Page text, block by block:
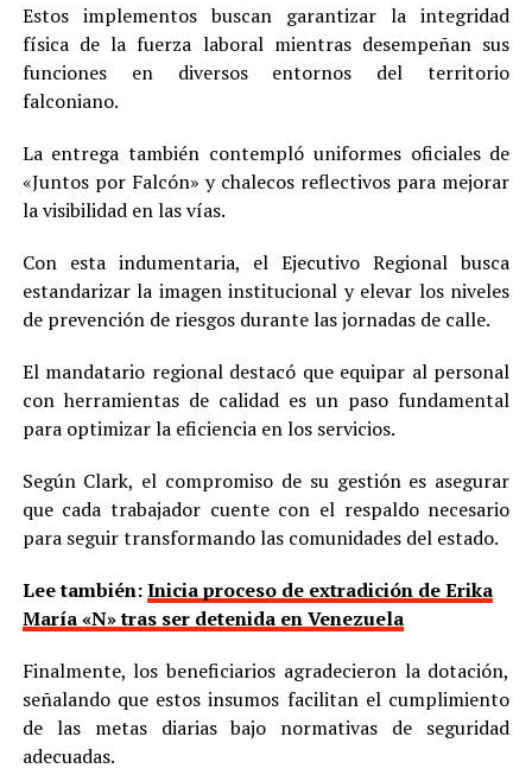
Estos implementos buscan garantizar la integridad
física de la fuerza laboral mientras desempeñan sus
funciones en diversos entornos del territorio
falconiano.
La entrega también contempló uniformes oficiales de
«Juntos por Falcón» y chalecos reflectivos para mejorar
la visibilidad en las vías.
Con esta indumentaria, el Ejecutivo Regional busca
estandarizar la imagen institucional y elevar los niveles
de prevención de riesgos durante las jornadas de calle.
El mandatario regional destacó que equipar al personal
con herramientas de calidad es un paso fundamental
para optimizar la eficiencia en los servicios.
Según Clark, el compromiso de su gestión es asegurar
que cada trabajador cuente con el respaldo necesario
para seguir transformando las comunidades del estado.
Lee también:Inicia proceso de extradición de Erika
María «N» tras ser detenida en Venezuela
Finalmente, los beneficiarios agradecieron la dotación,
señalando que estos insumos facilitan el cumplimiento
de las metas diarias bajo normativas de seguridad
adecuadas.